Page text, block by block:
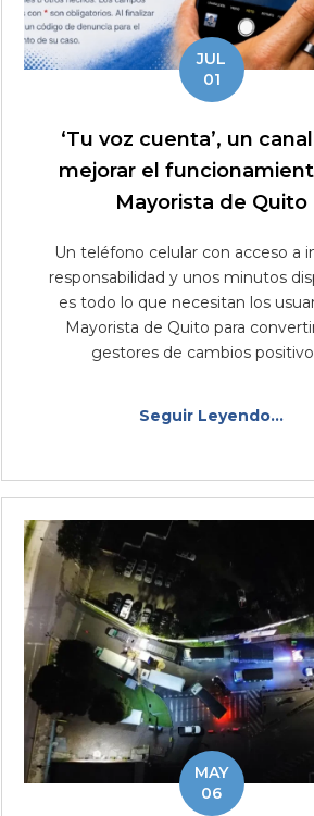
JUL
01
‘Tu voz cuenta’, un
mejorar el
Mayorista de Quito
Un teléfono celular con acceso a
responsabilidad y unos minutos
es todo lo que necesitan los
Mayorista de Quito para
gestores de cambios
Seguir Leyendo...
MAY
06